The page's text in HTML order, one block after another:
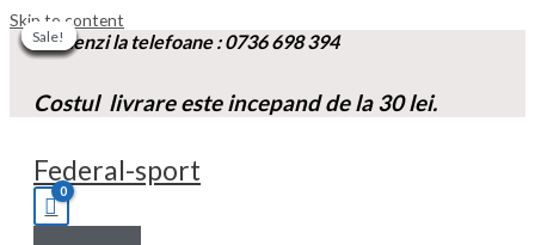
Skip to content
Comenzi la telefoane :0736 698 394
Costul livrare este incepand de la 30 lei.
Federal-sport
Sale!
Sale!
Sale!
Sale!
Sale!
Sale!
Sale!
Sale!
Sale!